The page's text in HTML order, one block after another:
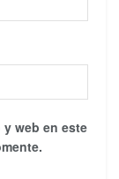
web en este